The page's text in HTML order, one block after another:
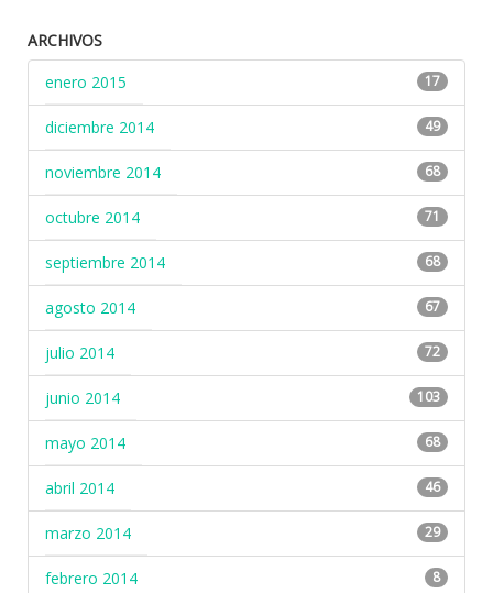
ARCHIVOS
enero 2015
17
diciembre 2014 49
noviembre 2014 68
octubre 2014 71
septiembre 2014 68
agosto 2014 67
julio 2014 72
junio 2014 103
mayo 2014 68
abril 2014 46
marzo 2014 29
febrero 2014 8